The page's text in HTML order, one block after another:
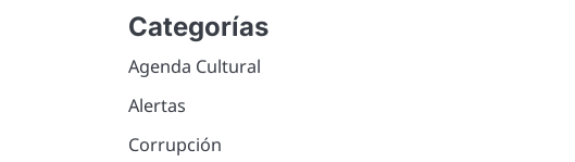
Categorías
Agenda Cultural
Alertas
Corrupción